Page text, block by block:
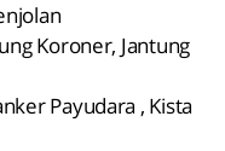
Koroner, Jantung
Payudara , Kista